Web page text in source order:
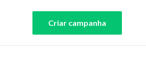
Criar campanha